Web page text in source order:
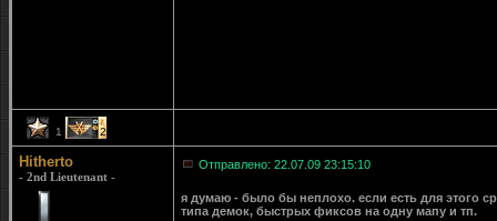
1 2
Hitherto
- 2nd Lieutenant -
Отправлено: 22.07.09 23:15:10
я думаю - было бы неплохо. если есть для этого
типа демок, быстрых фиксов на одну мапу и тп.